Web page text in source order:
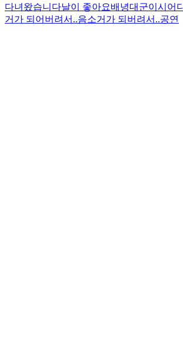
다녀왔습니다날이 좋아요배녕대군이시어
거가 되어버려서..음소거가 되버려서..공연